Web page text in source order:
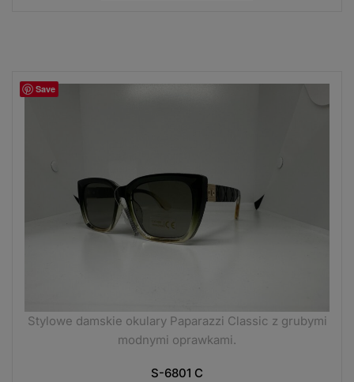
Save
Stylowe damskie okulary Paparazzi Classic z grubymi
modnymi oprawkami.
S-6801 C